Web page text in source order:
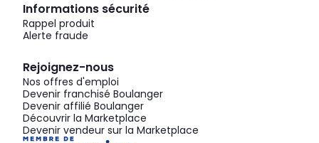
Informations sécurité
Rappel produit
Alerte fraude
Rejoignez-nous
Nos offres d'emploi
Devenir franchisé Boulanger
Devenir affilié Boulanger
Découvrir la Marketplace
Devenir vendeur sur la Marketplace